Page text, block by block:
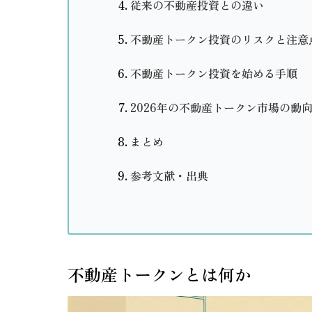
従来の不動産投資との違い
不動産トークン投資のリスクと注意
不動産トークン投資を始める手順
2026年の不動産トークン市場の動向
まとめ
参考文献・出典
不動産トークンとは何か